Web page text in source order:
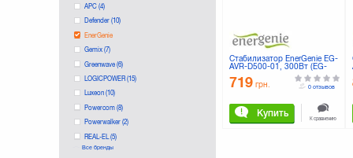
APC(4)
Defender(10)
EnerGenie
Gemix(7)
Greenwave(6)
LOGICPOWER(15)
Luxeon(10)
Powercom(8)
Powerwalker(2)
REAL-EL(5)
Sven(17)
Все бренды
Стабилизатор EnerGenie EG-
AVR-D500-01, 300Вт (EG-
719 грн.
Купить
0 отзывов
К сравнению